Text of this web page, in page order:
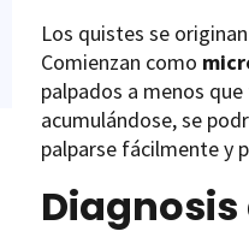
Los quistes se
Comienzan como
palpados a menos
acumulándose, se
palparse fácilmente y